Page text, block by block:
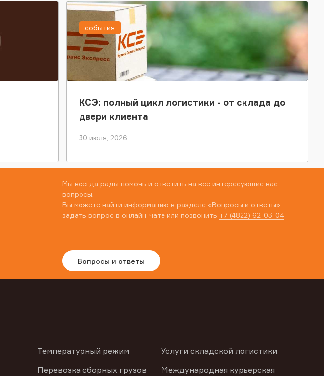
КСЭ: полный цикл логистики - от склада до
двери клиента
30 июля, 2026
события
Мы всегда рады помочь и ответить на все интересующие вас
вопросы.
Вы можете найти информацию в разделе «Вопросы и ответы»
задать вопрос в онлайн-чате или позвонить +7 (4822) 62-03-04
Вопросы и ответы
Температурный режим
Перевозка сборных грузов
Услуги складской логистики
Международная курьерская